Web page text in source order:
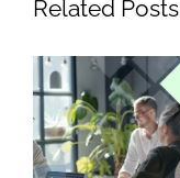
Related Posts